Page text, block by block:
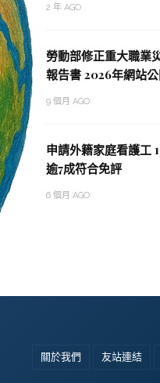
2 年 AGO
勞動部修正重大職
報告書 2026年網站
9 個月 AGO
申請外籍家庭看護工
逾7成符合免評
6 個月 AGO
關於我們 友站連結